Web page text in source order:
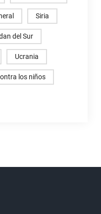
Siria
del Sur
Ucrania
los niños